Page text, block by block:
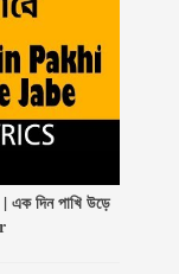
দিন পাখি উড়ে